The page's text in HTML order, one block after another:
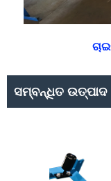
ସମ୍ବନ୍ଧିତ ଉତ୍ପାଦ